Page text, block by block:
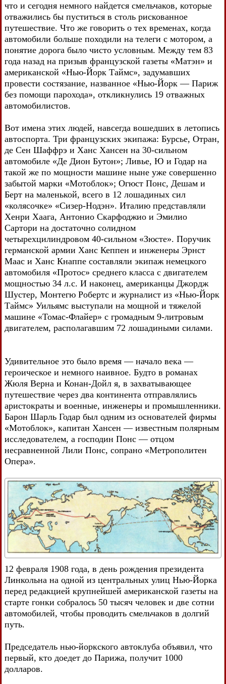
что и сегодня немного найдется смельчаков, которые
отважились бы пуститься в столь рискованное
путешествие. Что же говорить о тех временах, когда
автомобили больше походили на телеги с мотором, а
понятие дорога было чисто условным. Между тем 83
года назад на призыв французской газеты «Матэн» и
американской «Нью-Йорк Таймс», задумавших
провести состязание, названное «Нью-Йорк — Париж
без помощи парохода», откликнулись 19 отважных
автомобилистов.
Вот имена этих людей, навсегда вошедших в летопись
автоспорта. Три французских экипажа: Бурсье, Отран,
де Сен Шаффрэ и Ханс Хансен на 30-сильном
автомобиле «Де Дион Бутон»; Ливье, Ю и Годар на
такой же по мощности машине ныне уже совершенно
забытой марки «Мотоблок»; Огюст Понс, Дешам и
Берт на маленькой, всего в 12 лошадиных сил
«колясочке» «Сизер-Нодэн». Италию представляли
Хенри Хаага, Антонио Скарфоджио и Эмилио
Сартори на достаточно солидном
четырехцилиндровом 40-сильном «Зюсте». Поручик
германской армии Ханс Кеппен и инженеры Эрнст
Маас и Ханс Кнаппе составляли экипаж немецкого
автомобиля «Протос» среднего класса с двигателем
мощностью 34 л.с. И наконец, американцы Джордж
Шустер, Монтегю Робертс и журналист из «Нью-Йорк
Таймс» Уильямс выступали на мощной и тяжелой
машине «Томас-Флайер» с громадным 9-литровым
двигателем, располагавшим 72 лошадиными силами.
Удивительное это было время — начало века —
героическое и немного наивное. Будто в романах
Жюля Верна и Конан-Дойл я, в захватывающее
путешествие через два континента отправлялись
аристократы и военные, инженеры и промышленники.
Барон Шарль Годар был одним из основателей фирмы
«Мотоблок», капитан Хансен — известным полярным
исследователем, а господин Понс — отцом
несравненной Лили Понс, сопрано «Метрополитен
Опера».
12 февраля 1908 года, в день рождения президента
Линкольна на одной из центральных улиц Нью-Йорка
перед редакцией крупнейшей американской газеты на
старте гонки собралось 50 тысяч человек и две сотни
автомобилей, чтобы проводить смельчаков в долгий
путь.
Председатель нью-йоркского автоклуба объявил, что
первый, кто доедет до Парижа, получит 1000
долларов.